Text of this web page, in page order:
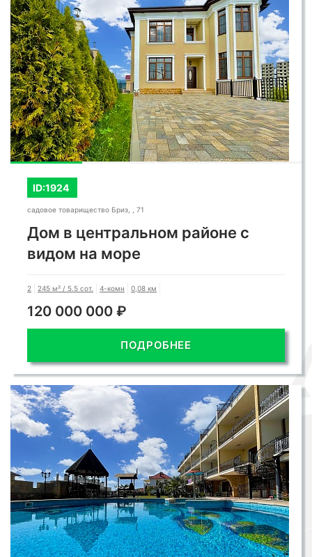
ID:1924
садовое товарищество Бриз, , 71
Дом в центральном районе с
видом на море
2 245 м² / 5.5 сот. 4-комн 0,08 км
120 000 000 ₽
ПОДРОБНЕЕ